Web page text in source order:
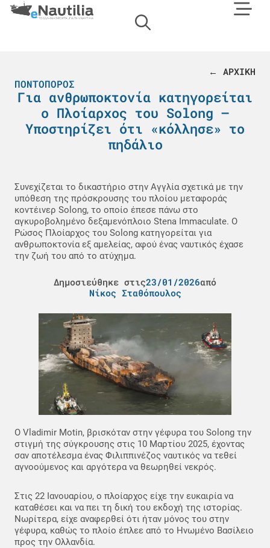
← ΑΡΧΙΚΗ
ΠΟΝΤΟΠΌΡΟΣ
Για ανθρωποκτονία κατηγορείται
ο Πλοίαρχος του Solong –
Υποστηρίζει ότι «κόλλησε» το
πηδάλιο
Συνεχίζεται το δικαστήριο στην Αγγλία σχετικά με την
υπόθεση της πρόσκρουσης του πλοίου μεταφοράς
κοντέινερ Solong, το οποίο έπεσε πάνω στο
αγκυροβολημένο δεξαμενόπλοιο Stena Immaculate. Ο
Ρώσος Πλοίαρχος του Solong κατηγορείται για
ανθρωποκτονία εξ αμελείας, αφού ένας ναυτικός έχασε
την ζωή του από το ατύχημα.
Δημοσιεύθηκε στις23/01/2026από
Νίκος Σταθόπουλος
Ο Vladimir Motin, βρισκόταν στην γέφυρα του Solong την
στιγμή της σύγκρουσης στις 10 Μαρτίου 2025, έχοντας
σαν αποτέλεσμα ένας Φιλιππινέζος ναυτικός να τεθεί
αγνοούμενος και αργότερα να θεωρηθεί νεκρός.
Στις 22 Ιανουαρίου, ο πλοίαρχος είχε την ευκαιρία να
καταθέσει και να πει τη δική του εκδοχή της ιστορίας.
Νωρίτερα, είχε αναφερθεί ότι ήταν μόνος του στην
γέφυρα, καθώς το πλοίο έπλεε από το Ηνωμένο Βασίλειο
προς την Ολλανδία.